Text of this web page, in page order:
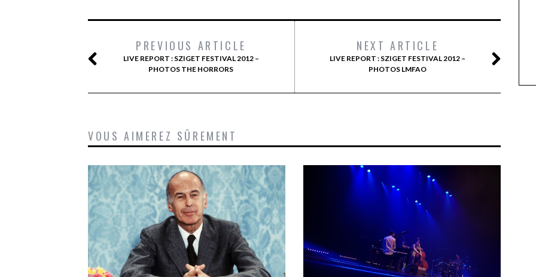
PREVIOUS ARTICLE
LIVE REPORT : SZIGET FESTIVAL 2012 –
PHOTOS THE HORRORS
NEXT ARTICLE
LIVE REPORT : SZIGET FESTIVAL 2012 –
PHOTOS LMFAO
VOUS AIMEREZ SÛREMENT